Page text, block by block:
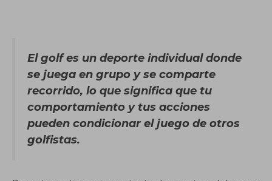
El golf es un deporte individual donde
se juega en grupo y se comparte
recorrido, lo que significa que tu
comportamiento y tus acciones
pueden condicionar el juego de otros
golfistas.